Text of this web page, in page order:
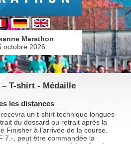
Marathon
octobre 2026
T-shirt - Médaille
les distances
un t-shirt technique longues
du dossard ou retrait après la
Finisher à l’arrivée de la course.
7.-, peut être commandée la